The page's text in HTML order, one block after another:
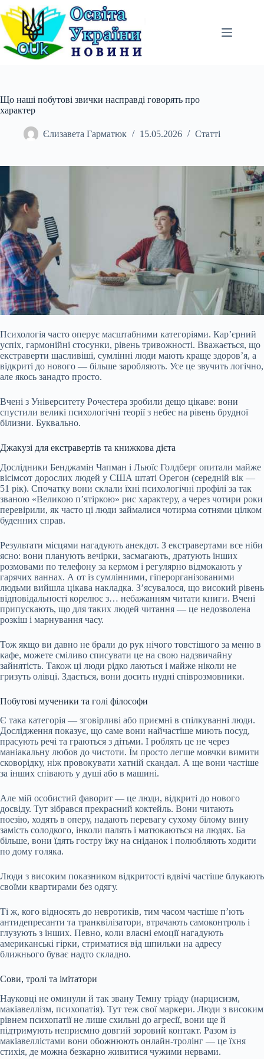
Перейти
до
вмісту
Що наші побутові звички насправді говорять про
характер
Єлизавета Гарматюк 15.05.2026 Статті
Психологія часто оперує масштабними категоріями. Кар’єрний
успіх, гармонійні стосунки, рівень тривожності. Вважається, що
екстраверти щасливіші, сумлінні люди мають краще здоров’я, а
відкриті до нового — більше заробляють. Усе це звучить логічно,
але якось занадто просто.
Вчені з Університету Рочестера зробили дещо цікаве: вони
спустили великі психологічні теорії з небес на рівень брудної
білизни. Буквально.
Джакузі для екстравертів та книжкова дієта
Дослідники Бенджамін Чапман і Льюїс Голдберг опитали майже
вісімсот дорослих людей у США штаті Орегон (середній вік —
51 рік). Спочатку вони склали їхні психологічні профілі за так
званою «Великою п’ятіркою» рис характеру, а через чотири роки
перевірили, як часто ці люди займалися чотирма сотнями цілком
буденних справ.
Результати місцями нагадують анекдот. З екстравертами все ніби
ясно: вони планують вечірки, засмагають, дратують інших
розмовами по телефону за кермом і регулярно відмокають у
гарячих ваннах. А от із сумлінними, гіперорганізованими
людьми вийшла цікава накладка. З’ясувалося, що високий рівень
відповідальності корелює з… небажанням читати книги. Вчені
припускають, що для таких людей читання — це недозволена
розкіш і марнування часу.
Тож якщо ви давно не брали до рук нічого товстішого за меню в
кафе, можете сміливо списувати це на свою надзвичайну
зайнятість. Також ці люди рідко лаються і майже ніколи не
гризуть олівці. Здається, вони досить нудні співрозмовники.
Побутові мученики та голі філософи
Є така категорія — зговірливі або приємні в спілкуванні люди.
Дослідження показує, що саме вони найчастіше миють посуд,
прасують речі та граються з дітьми. І роблять це не через
маніакальну любов до чистоти. Їм просто легше мовчки вимити
сковорідку, ніж провокувати хатній скандал. А ще вони частіше
за інших співають у душі або в машині.
Але мій особистий фаворит — це люди, відкриті до нового
досвіду. Тут зібрався прекрасний коктейль. Вони читають
поезію, ходять в оперу, надають перевагу сухому білому вину
замість солодкого, інколи палять і матюкаються на людях. Ба
більше, вони їдять гостру їжу на сніданок і полюбляють ходити
по дому голяка.
Люди з високим показником відкритості вдвічі частіше блукають
своїми квартирами без одягу.
Ті ж, кого відносять до невротиків, тим часом частіше п’ють
антидепресанти та транквілізатори, втрачають самоконтроль і
глузують з інших. Певно, коли власні емоції нагадують
американські гірки, стриматися від шпильки на адресу
ближнього буває надто складно.
Сови, тролі та імітатори
Науковці не оминули й так звану Темну тріаду (нарцисизм,
макіавеллізм, психопатія). Тут теж свої маркери. Люди з високим
рівнем психопатії не лише схильні до агресії, вони ще й
підтримують неприємно довгий зоровий контакт. Разом із
макіавеллістами вони обожнюють онлайн-тролінг — це їхня
стихія, де можна безкарно живитися чужими нервами.